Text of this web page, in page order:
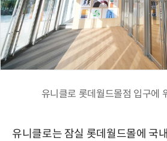
유니클로 롯데월드몰점 입구에
유니클로는 잠실 롯데월드몰에 국